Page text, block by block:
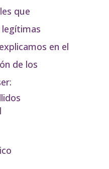
que
en el
de los